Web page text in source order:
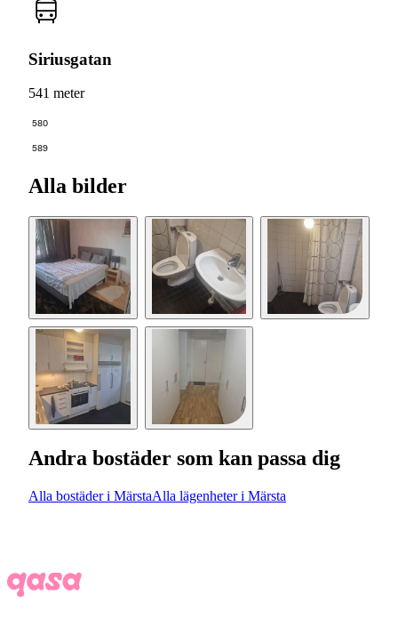
Siriusgatan
541 meter
580
589
Alla bilder
Andra bostäder som kan passa dig
Alla bostäder i MärstaAlla lägenheter i Märsta